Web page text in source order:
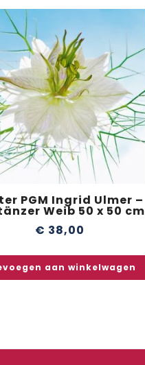
PGM Ingrid Ulmer –
Weib 50 x 50 cm
€ 38,00
aan winkelwagen